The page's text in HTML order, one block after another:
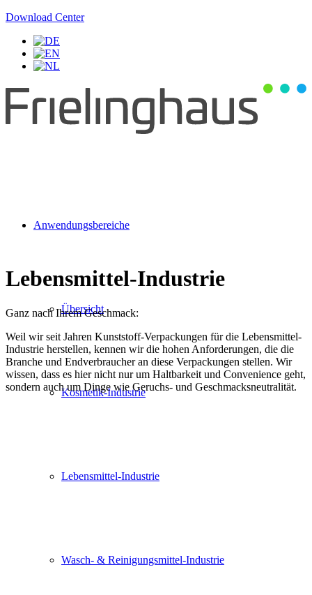
Download Center
Anwendungsbereiche
Übersicht
Kosmetik-Industrie
Lebensmittel-Industrie
Wasch- & Reinigungsmittel-Industrie
Lebensmittel-Industrie
Ganz nach Ihrem Geschmack:
Weil wir seit Jahren Kunststoff-Verpackungen für die Lebensmittel-
Industrie herstellen, kennen wir die hohen Anforderungen, die die
Branche und Endverbraucher an diese Verpackungen stellen. Wir
wissen, dass es hier nicht nur um Haltbarkeit und Convenience geht,
sondern auch um Dinge wie Geruchs- und Geschmacksneutralität.